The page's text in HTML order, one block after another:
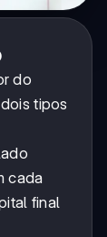
do
tipos
cada
final